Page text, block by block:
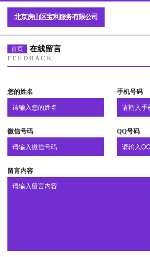
北京房山区宝利服务有限公司
首页 在线留言
FEEDBACK
您的姓名 手机号码
微信号码 QQ号码
留言内容